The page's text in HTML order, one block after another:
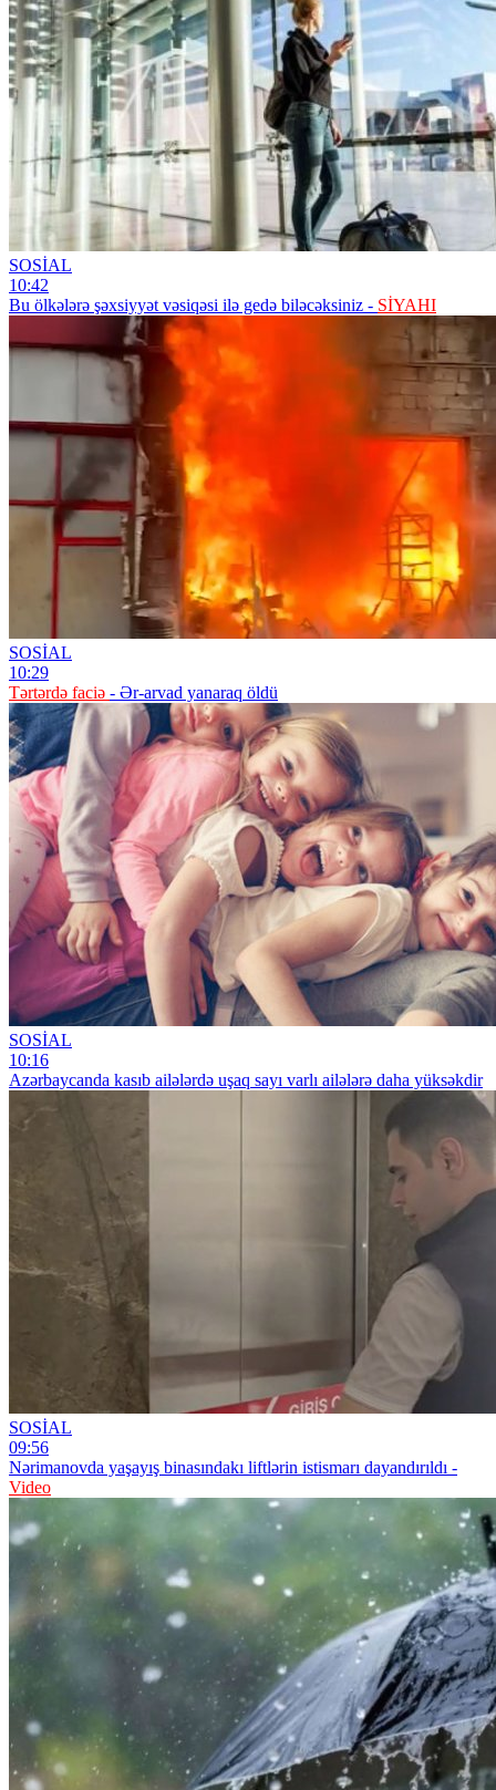
SOSİAL
10:42
Bu ölkələrə şəxsiyyət vəsiqəsi ilə gedə biləcəksiniz - SİYAHI
SOSİAL
10:29
Tərtərdə faciə - Ər-arvad yanaraq öldü
SOSİAL
10:16
Azərbaycanda kasıb ailələrdə uşaq sayı varlı ailələrə daha yüksəkdir
SOSİAL
09:56
Nərimanovda yaşayış binasındakı liftlərin istismarı dayandırıldı -
Video